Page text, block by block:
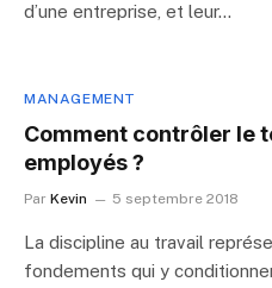
d’une entreprise, et leur…
MANAGEMENT
Comment contrôler le
employés ?
Par Kevin 5 septembre 2018
La discipline au travail
fondements qui y